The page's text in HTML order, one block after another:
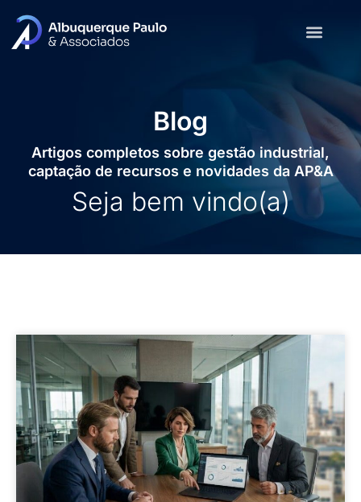
Blog
Artigos completos sobre gestão industrial,
captação de recursos e novidades da AP&A
Seja bem vindo(a)